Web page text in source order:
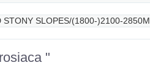
STONY SLOPES/(1800-)2100-2850M.
"